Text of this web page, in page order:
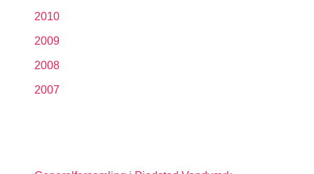
2010
2009
2008
2007